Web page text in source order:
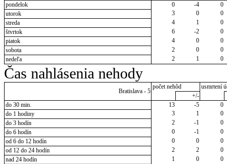
pondelok
0 -4
0
utorok
3 0
0
streda
4 1
0
štvrtok
6 -2
0
piatok
4 0
0
sobota
2 0
0
nedeľa
2 1 0
Čas nahlásenia nehody
Bratislava - 5
počet nehôd
usmrtení
+/-
do 30 min.
13 -5
0
do 1 hodiny
3 1
0
do 3 hodín
2 -1
0
do 6 hodín
0 -1
0
od 6 do 12 hodín
0 0
0
od 12 do 24 hodín
2 2
0
nad 24 hodín
1 0
0